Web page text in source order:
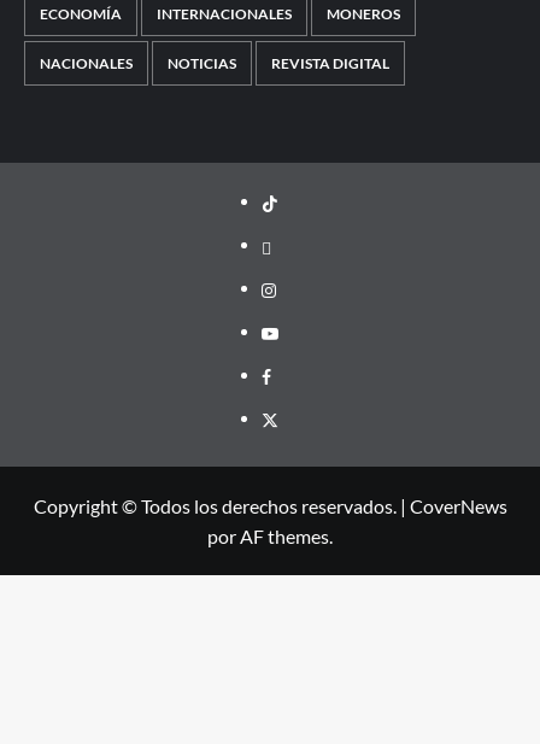
ECONOMÍA INTERNACIONALES MONEROS
NACIONALES NOTICIAS REVISTA DIGITAL
TikTok
threads
Instagram
Youtube
Facebook
X
Copyright © Todos los derechos reservados. | CoverNews
por AF themes.